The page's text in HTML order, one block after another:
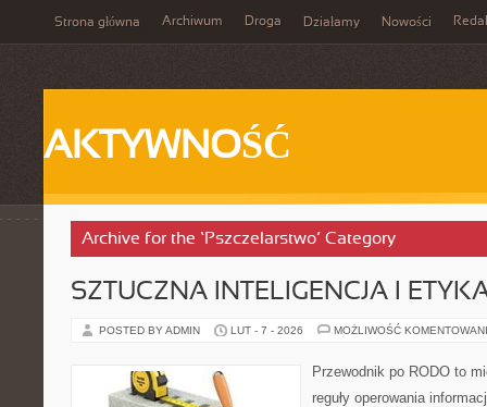
Strona główna Archiwum Droga Działamy Nowości
AKTYWNOŚĆ
Archive for the ‘Pszczelarstwo’ Category
SZTUCZNA INTELIGENCJA I
POSTED BY ADMIN LUT - 7 - 2026 MOŻLIWOŚĆ
Przewodnik po RODO to
reguły operowania